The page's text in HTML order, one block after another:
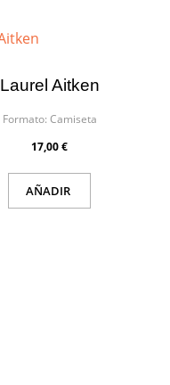
Laurel Aitken
Formato: Camiseta
17,00 €
AÑADIR